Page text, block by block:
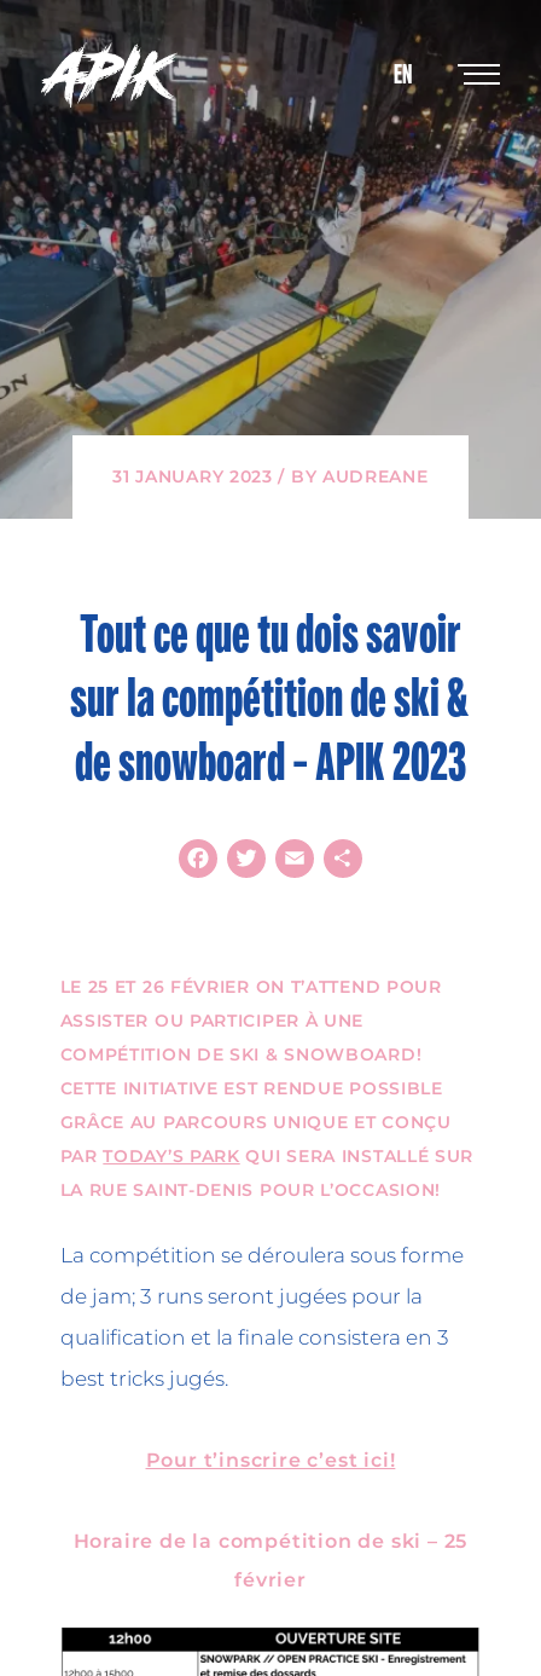
EN
Tout ce que tu dois savoir
sur la compétition de ski &
de snowboard – APIK 2023
31 JANUARY 2023 / BY AUDREANE
Facebook
Twitter
EmailShare
LE 25 ET 26 FÉVRIER ON T’ATTEND POUR
ASSISTER OU PARTICIPER À UNE
COMPÉTITION DE SKI & SNOWBOARD!
CETTE INITIATIVE EST RENDUE POSSIBLE
GRÂCE AU PARCOURS UNIQUE ET CONÇU
PARTODAY’S PARK QUI SERA INSTALLÉ SUR
LA RUE SAINT-DENIS POUR L’OCCASION!
La compétition se déroulera sous forme
de jam; 3 runs seront jugées pour la
qualification et la finale consistera en 3
best tricks jugés.
Pour t’inscrire c’est ici!
Horaire de la compétition de ski – 25
février